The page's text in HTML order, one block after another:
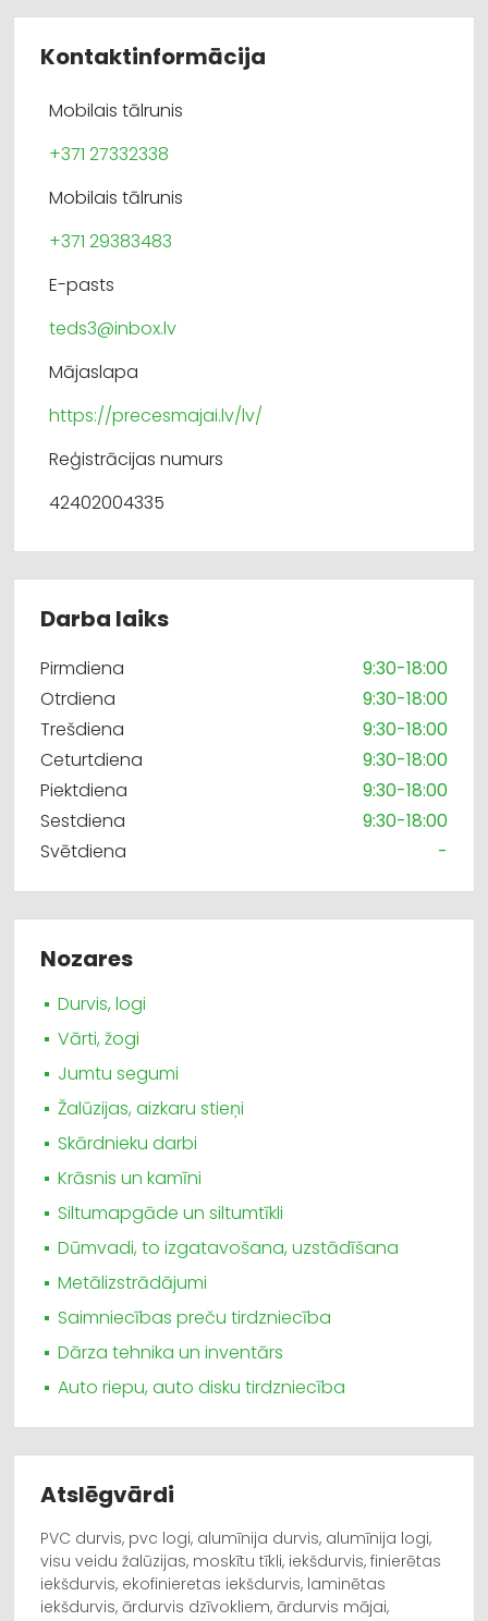
Kontaktinformācija
Mobilais tālrunis
+371 27332338
Mobilais tālrunis
+371 29383483
E-pasts
teds3@inbox.lv
Mājaslapa
https://precesmajai.lv/lv/
Reģistrācijas numurs
42402004335
Darba laiks
Pirmdiena
9:30-18:00
Otrdiena
9:30-18:00
Trešdiena
9:30-18:00
Ceturtdiena
9:30-18:00
Piektdiena
9:30-18:00
Sestdiena
9:30-18:00
Svētdiena
-
Nozares
Durvis, logi
Vārti, žogi
Jumtu segumi
Žalūzijas, aizkaru stieņi
Skārdnieku darbi
Krāsnis un kamīni
Siltumapgāde un siltumtīkli
Dūmvadi, to izgatavošana, uzstādīšana
Metālizstrādājumi
Saimniecības preču tirdzniecība
Dārza tehnika un inventārs
Auto riepu, auto disku tirdzniecība
Atslēgvārdi
PVC durvis, pvc logi, alumīnija durvis, alumīnija logi,
visu veidu žalūzijas, moskītu tīkli, iekšdurvis, finierētas
iekšdurvis, ekofinieretas iekšdurvis, laminētas
iekšdurvis, ārdurvis dzīvokliem, ārdurvis mājai,